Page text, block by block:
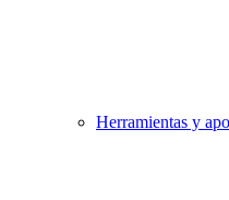
Herramientas y